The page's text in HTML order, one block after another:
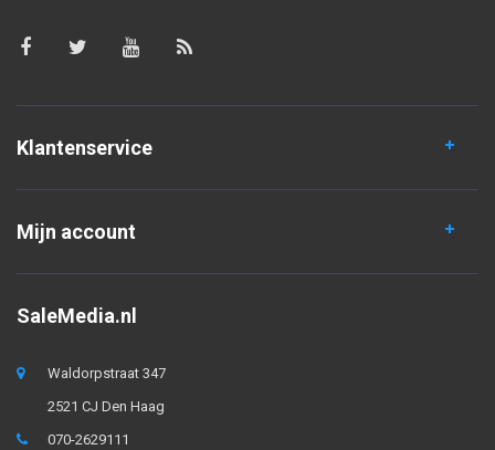
Klantenservice
Mijn account
SaleMedia.nl
Waldorpstraat 347
2521 CJ Den Haag
070-2629111